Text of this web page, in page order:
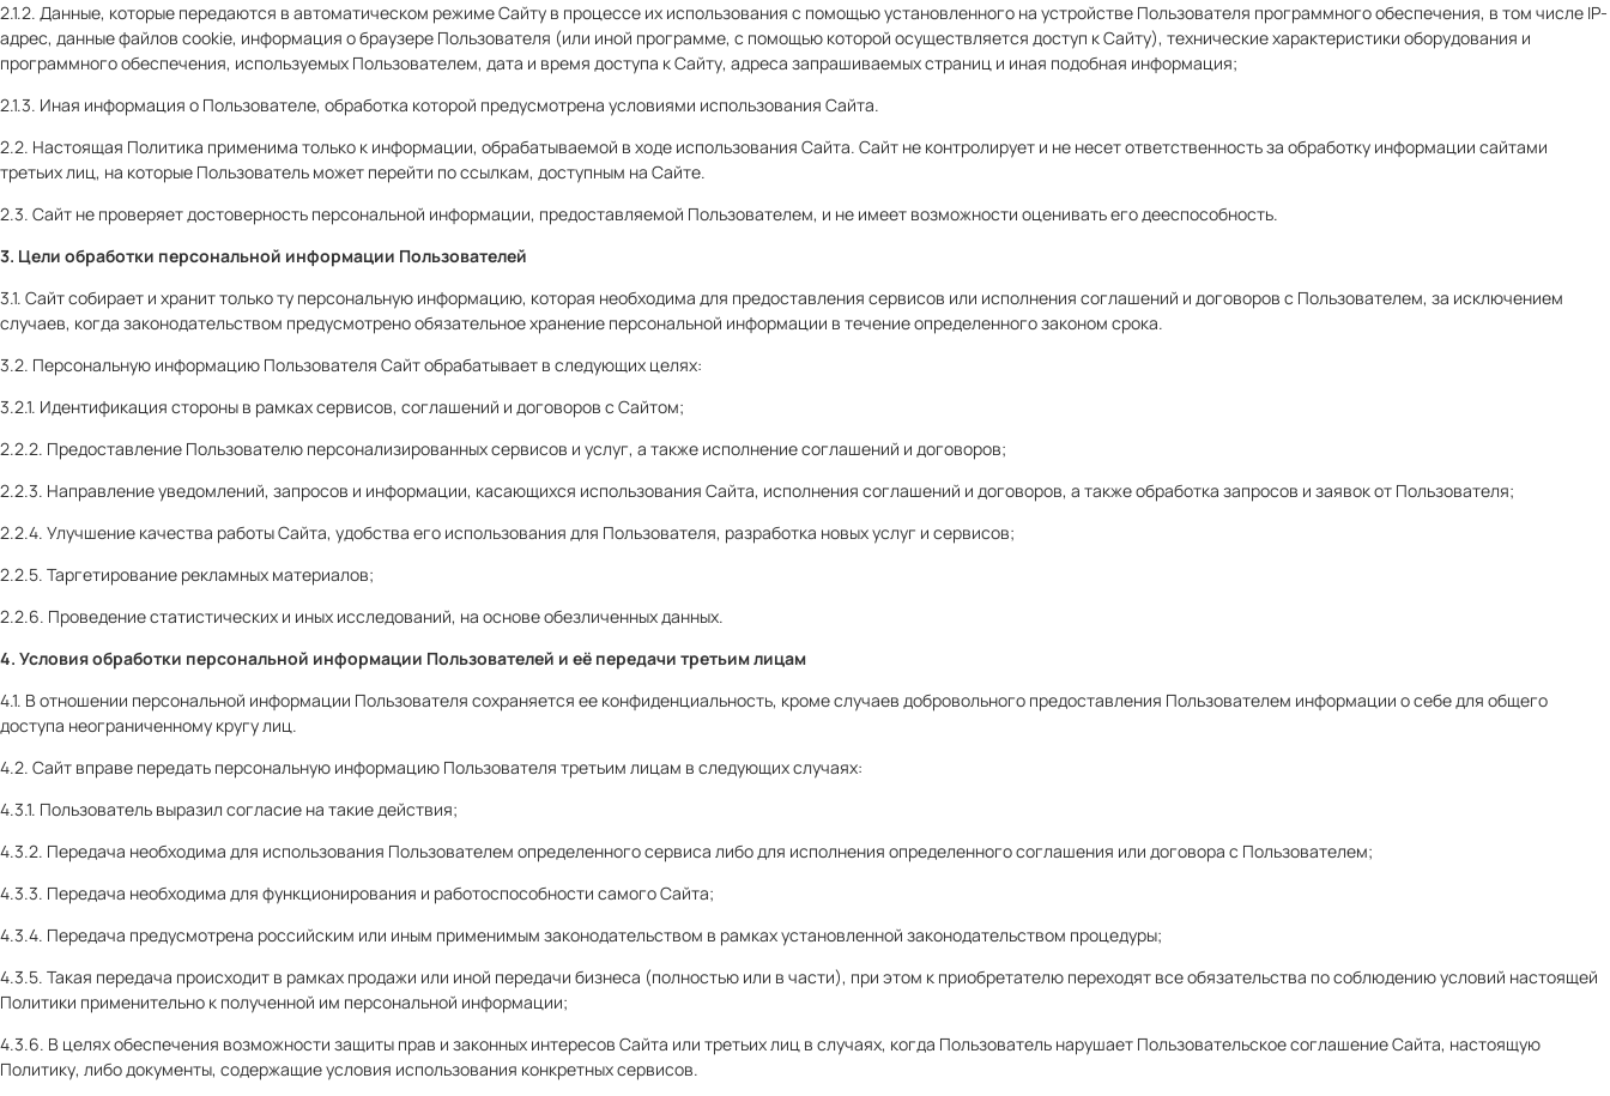
2.1.2. Данные, которые передаются в автоматическом режиме Сайту в процессе их использования с помощью установленного на устройстве Пользователя программного обеспечения, в том числе IP-
адрес, данные файлов cookie, информация о браузере Пользователя (или иной программе, с помощью которой осуществляется доступ к Сайту), технические характеристики оборудования и
программного обеспечения, используемых Пользователем, дата и время доступа к Сайту, адреса запрашиваемых страниц и иная подобная информация;
2.1.3. Иная информация о Пользователе, обработка которой предусмотрена условиями использования Сайта.
2.2. Настоящая Политика применима только к информации, обрабатываемой в ходе использования Сайта. Сайт не контролирует и не несет ответственность за обработку информации сайтами
третьих лиц, на которые Пользователь может перейти по ссылкам, доступным на Сайте.
2.3. Сайт не проверяет достоверность персональной информации, предоставляемой Пользователем, и не имеет возможности оценивать его дееспособность.
3. Цели обработки персональной информации Пользователей
3.1. Сайт собирает и хранит только ту персональную информацию, которая необходима для предоставления сервисов или исполнения соглашений и договоров с Пользователем, за исключением
случаев, когда законодательством предусмотрено обязательное хранение персональной информации в течение определенного законом срока.
3.2. Персональную информацию Пользователя Сайт обрабатывает в следующих целях:
3.2.1. Идентификация стороны в рамках сервисов, соглашений и договоров с Сайтом;
2.2.2. Предоставление Пользователю персонализированных сервисов и услуг, а также исполнение соглашений и договоров;
2.2.3. Направление уведомлений, запросов и информации, касающихся использования Сайта, исполнения соглашений и договоров, а также обработка запросов и заявок от Пользователя;
2.2.4. Улучшение качества работы Сайта, удобства его использования для Пользователя, разработка новых услуг и сервисов;
2.2.5. Таргетирование рекламных материалов;
2.2.6. Проведение статистических и иных исследований, на основе обезличенных данных.
4. Условия обработки персональной информации Пользователей и её передачи третьим лицам
4.1. В отношении персональной информации Пользователя сохраняется ее конфиденциальность, кроме случаев добровольного предоставления Пользователем информации о себе для общего
доступа неограниченному кругу лиц.
4.2. Сайт вправе передать персональную информацию Пользователя третьим лицам в следующих случаях:
4.3.1. Пользователь выразил согласие на такие действия;
4.3.2. Передача необходима для использования Пользователем определенного сервиса либо для исполнения определенного соглашения или договора с Пользователем;
4.3.3. Передача необходима для функционирования и работоспособности самого Сайта;
4.3.4. Передача предусмотрена российским или иным применимым законодательством в рамках установленной законодательством процедуры;
4.3.5. Такая передача происходит в рамках продажи или иной передачи бизнеса (полностью или в части), при этом к приобретателю переходят все обязательства по соблюдению условий настоящей
Политики применительно к полученной им персональной информации;
4.3.6. В целях обеспечения возможности защиты прав и законных интересов Сайта или третьих лиц в случаях, когда Пользователь нарушает Пользовательское соглашение Сайта, настоящую
Политику, либо документы, содержащие условия использования конкретных сервисов.